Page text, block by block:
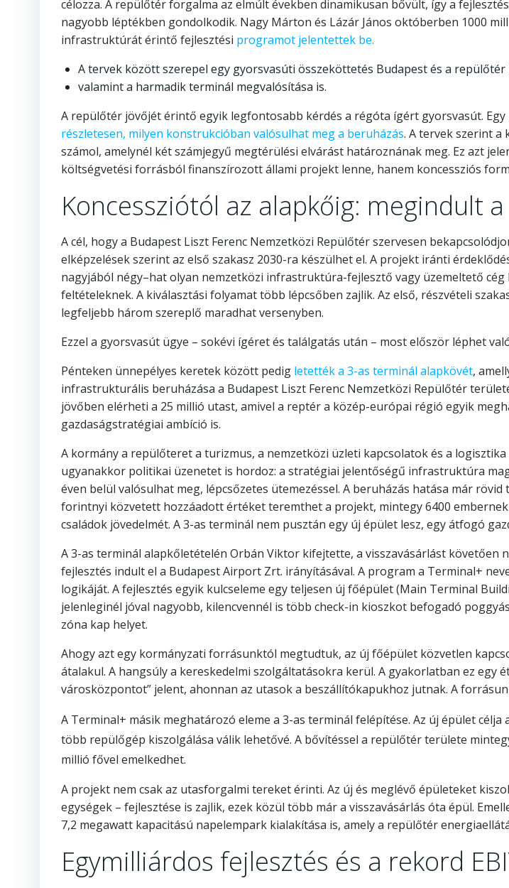
célozza. A repülőtér forgalma az elmúlt években dinamikusan bővült, így a
nagyobb léptékben gondolkodik. Nagy Márton és Lázár János októberben 1000
infrastruktúrát érintő fejlesztési programot jelentettek be.
A tervek között szerepel egy gyorsvasúti összeköttetés Budapest és a
valamint a harmadik terminál megvalósítása is.
A repülőtér jövőjét érintő egyik legfontosabb kérdés a régóta ígért gyorsvasút.
részletesen, milyen konstrukcióban valósulhat meg a beruházás. A tervek szerint a
számol, amelynél két számjegyű megtérülési elvárást határoznának meg. Ez azt
költségvetési forrásból finanszírozott állami projekt lenne, hanem koncessziós
Koncessziótól az alapkőig: megindult
A cél, hogy a Budapest Liszt Ferenc Nemzetközi Repülőtér szervesen
elképzelések szerint az első szakasz 2030-ra készülhet el. A projekt iránti
nagyjából négy–hat olyan nemzetközi infrastruktúra-fejlesztő vagy üzemeltető
feltételeknek. A kiválasztási folyamat több lépcsőben zajlik. Az első, részvételi
legfeljebb három szereplő maradhat versenyben.
Ezzel a gyorsvasút ügye – sokévi ígéret és találgatás után – most először léphet
Pénteken ünnepélyes keretek között pedig letették a 3-as terminál alapkövét,
infrastrukturális beruházása a Budapest Liszt Ferenc Nemzetközi Repülőtér
jövőben elérheti a 25 millió utast, amivel a reptér a közép-európai régió egyik
gazdaságstratégiai ambíció is.
A kormány a repülőteret a turizmus, a nemzetközi üzleti kapcsolatok és a
ugyanakkor politikai üzenetet is hordoz: a stratégiai jelentőségű infrastruktúra
éven belül valósulhat meg, lépcsőzetes ütemezéssel. A beruházás hatása már
forintnyi közvetett hozzáadott értéket teremthet a projekt, mintegy 6400
családok jövedelmét. A 3-as terminál nem pusztán egy új épület lesz, egy átfogó
A 3-as terminál alapkőletételén Orbán Viktor kifejtette, a visszavásárlást
fejlesztés indult el a Budapest Airport Zrt. irányításával. A program a Terminal+
logikáját. A fejlesztés egyik kulcseleme egy teljesen új főépület (Main Terminal
jelenleginél jóval nagyobb, kilencvennél is több check-in kioszkot befogadó
zóna kap helyet.
Ahogy azt egy kormányzati forrásunktól megtudtuk, az új főépület közvetlen
átalakul. A hangsúly a kereskedelmi szolgáltatásokra kerül. A gyakorlatban ez
városközpontot” jelent, ahonnan az utasok a beszállítókapukhoz jutnak. A
A Terminal+ másik meghatározó eleme a 3-as terminál felépítése. Az új épület
több repülőgép kiszolgálása válik lehetővé. A bővítéssel a repülőtér területe
millió fővel emelkedhet.
A projekt nem csak az utasforgalmi tereket érinti. Az új és meglévő épületeket
egységek – fejlesztése is zajlik, ezek közül több már a visszavásárlás óta épül.
7,2 megawatt kapacitású napelempark kialakítása is, amely a repülőtér
Egymilliárdos fejlesztés és a rekord